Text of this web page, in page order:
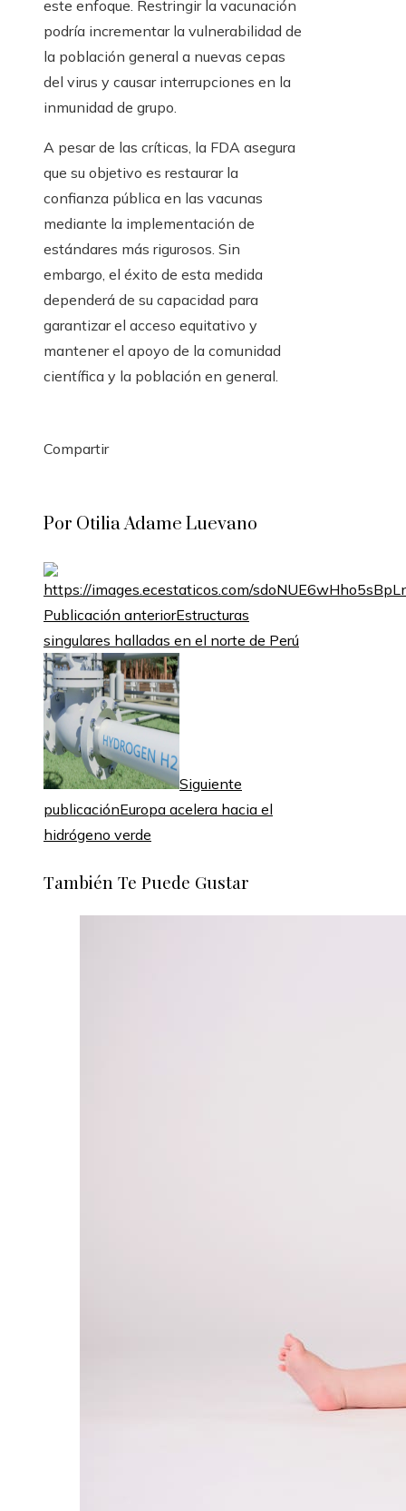
este enfoque. Restringir la vacunación
podría incrementar la vulnerabilidad de
la población general a nuevas cepas
del virus y causar interrupciones en la
inmunidad de grupo.
A pesar de las críticas, la FDA asegura
que su objetivo es restaurar la
confianza pública en las vacunas
mediante la implementación de
estándares más rigurosos. Sin
embargo, el éxito de esta medida
dependerá de su capacidad para
garantizar el acceso equitativo y
mantener el apoyo de la comunidad
científica y la población en general.
Compartir
Por Otilia Adame Luevano
Publicación anteriorEstructuras
singulares halladas en el norte de Perú
Siguiente
publicaciónEuropa acelera hacia el
hidrógeno verde
También Te Puede Gustar